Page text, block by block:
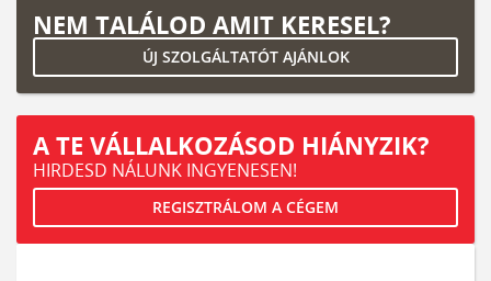
NEM TALÁLOD AMIT KERESEL?
ÚJ SZOLGÁLTATÓT AJÁNLOK
A TE VÁLLALKOZÁSOD HIÁNYZIK?
HIRDESD NÁLUNK INGYENESEN!
REGISZTRÁLOM A CÉGEM